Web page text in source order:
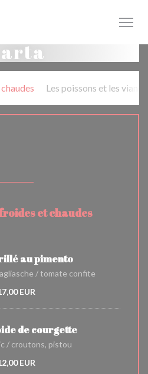
de cookies
Les poissons et les
et chaudes
au pimento
/ tomate confite
EUR
de courgette
/ croutons, pistou
EUR